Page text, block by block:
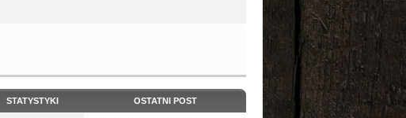
STATYSTYKI OSTATNI POST